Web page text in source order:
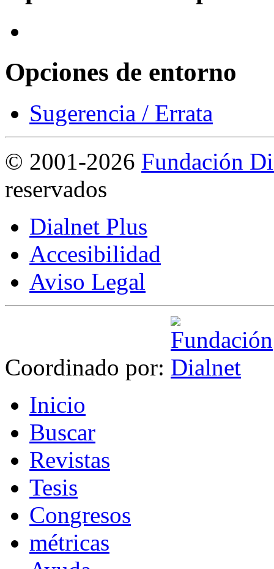
Opciones de entorno
Sugerencia / Errata
© 2001-2026 Fundación
reservados
Dialnet Plus
Accesibilidad
Aviso Legal
Coordinado por:
Inicio
Buscar
Revistas
Tesis
Congresos
métricas